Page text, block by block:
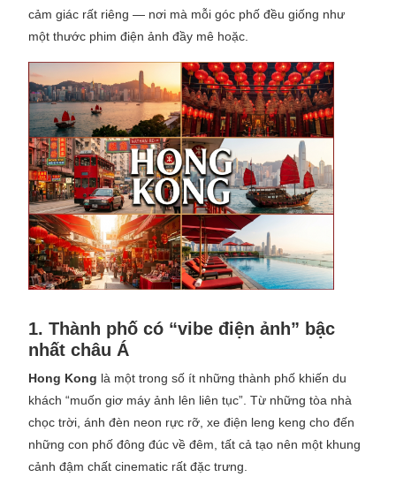
cảm giác rất riêng — nơi mà mỗi góc phố đều giống như
một thước phim điện ảnh đầy mê hoặc.
1. Thành phố có “vibe điện ảnh” bậc
nhất châu Á
Hong Kong là một trong số ít những thành phố khiến du
khách “muốn giơ máy ảnh lên liên tục”. Từ những tòa nhà
chọc trời, ánh đèn neon rực rỡ, xe điện leng keng cho đến
những con phố đông đúc về đêm, tất cả tạo nên một khung
cảnh đậm chất cinematic rất đặc trưng.